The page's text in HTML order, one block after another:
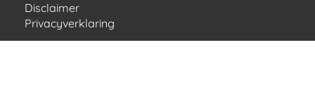
Disclaimer
Privacyverklaring